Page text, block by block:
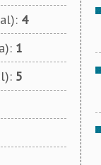
4
1
5